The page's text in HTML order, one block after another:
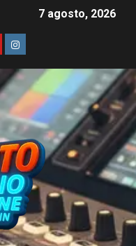
7 agosto, 2026